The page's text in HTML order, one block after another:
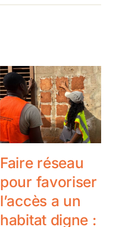
Faire réseau
pour favoriser
l’accès a un
habitat digne :